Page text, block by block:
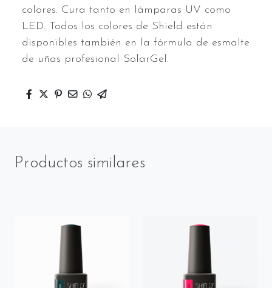
colores. Cura tanto en lámparas UV como
LED. Todos los colores de Shield están
disponibles también en la fórmula de esmalte
de uñas profesional SolarGel.
Productos similares